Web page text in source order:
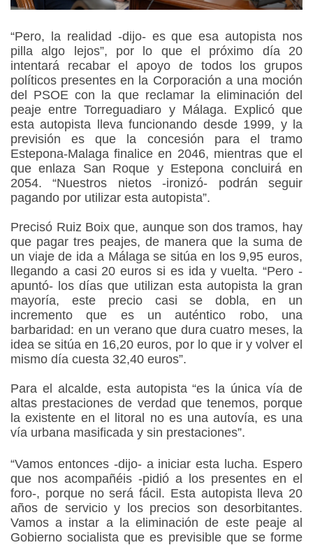
“Pero, la realidad -dijo- es que esa autopista nos
pilla algo lejos”, por lo que el próximo día 20
intentará recabar el apoyo de todos los grupos
políticos presentes en la Corporación a una moción
del PSOE con la que reclamar la eliminación del
peaje entre Torreguadiaro y Málaga. Explicó que
esta autopista lleva funcionando desde 1999, y la
previsión es que la concesión para el tramo
Estepona-Malaga finalice en 2046, mientras que el
que enlaza San Roque y Estepona concluirá en
2054. “Nuestros nietos -ironizó- podrán seguir
pagando por utilizar esta autopista”.
Precisó Ruiz Boix que, aunque son dos tramos, hay
que pagar tres peajes, de manera que la suma de
un viaje de ida a Málaga se sitúa en los 9,95 euros,
llegando a casi 20 euros si es ida y vuelta. “Pero -
apuntó- los días que utilizan esta autopista la gran
mayoría, este precio casi se dobla, en un
incremento que es un auténtico robo, una
barbaridad: en un verano que dura cuatro meses, la
idea se sitúa en 16,20 euros, por lo que ir y volver el
mismo día cuesta 32,40 euros”.
Para el alcalde, esta autopista “es la única vía de
altas prestaciones de verdad que tenemos, porque
la existente en el litoral no es una autovía, es una
vía urbana masificada y sin prestaciones”.
“Vamos entonces -dijo- a iniciar esta lucha. Espero
que nos acompañéis -pidió a los presentes en el
foro-, porque no será fácil. Esta autopista lleva 20
años de servicio y los precios son desorbitantes.
Vamos a instar a la eliminación de este peaje al
Gobierno socialista que es previsible que se forme